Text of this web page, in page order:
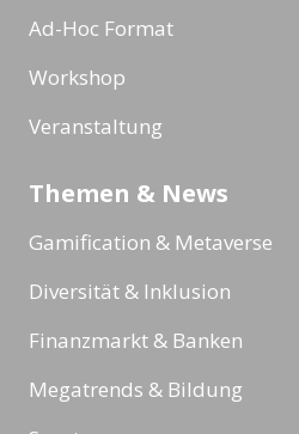
Ad-Hoc Format
Workshop
Veranstaltung
Themen & News
Gamification & Metaverse
Diversität & Inklusion
Finanzmarkt & Banken
Megatrends & Bildung